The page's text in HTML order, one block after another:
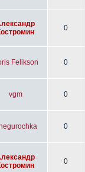
0
Felikson 0
vgm 0
0
0